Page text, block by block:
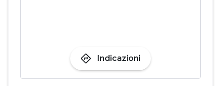
directions Indicazioni